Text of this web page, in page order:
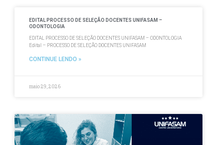
EDITAL PROCESSO DE SELEÇÃO DOCENTES UNIFASAM –
ODONTOLOGIA
EDITAL PROCESSO DE SELEÇÃO DOCENTES UNIFASAM – ODONTOLOGIA
Edital – PROCESSO DE SELEÇÃO DOCENTES UNIFASAM
CONTINUE LENDO »
maio 29, 2026